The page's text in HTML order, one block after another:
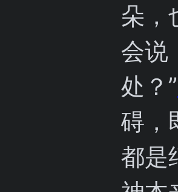
朵，
会说
处？”
碍，
都是